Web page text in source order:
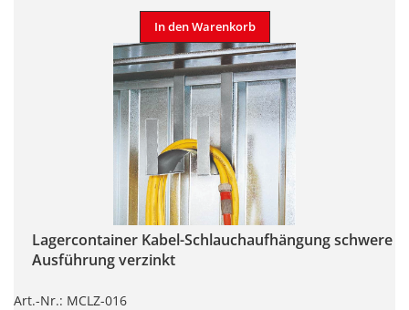
In den Warenkorb
Lagercontainer Kabel-Schlauchaufhängung schwere
Ausführung verzinkt
Art.-Nr.: MCLZ-016